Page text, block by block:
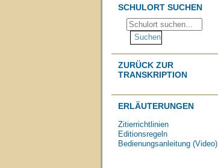
SCHULORT SUCHEN
ZURÜCK ZUR
TRANSKRIPTION
ERLÄUTERUNGEN
Zitierrichtlinien
Editionsregeln
Bedienungsanleitung (Video)